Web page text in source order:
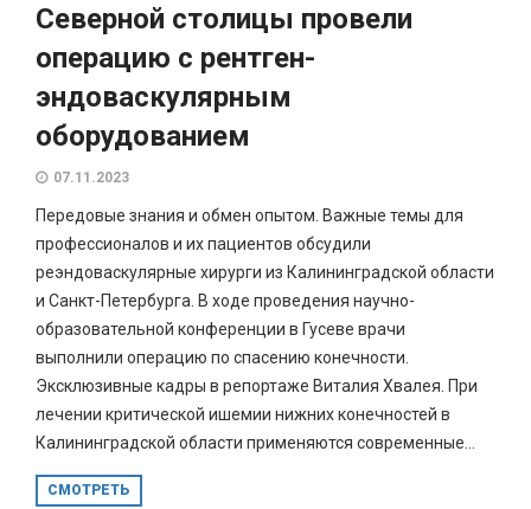
Северной столицы провели
операцию с рентген-
эндоваскулярным
оборудованием
07.11.2023
Передовые знания и обмен опытом. Важные темы для
профессионалов и их пациентов обсудили
реэндоваскулярные хирурги из Калининградской области
и Санкт-Петербурга. В ходе проведения научно-
образовательной конференции в Гусеве врачи
выполнили операцию по спасению конечности.
Эксклюзивные кадры в репортаже Виталия Хвалея. При
лечении критической ишемии нижних конечностей в
Калининградской области применяются современные...
СМОТРЕТЬ